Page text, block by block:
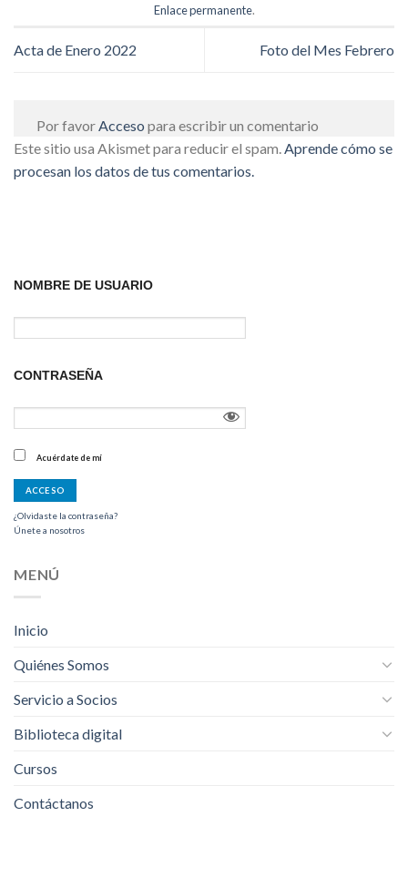
Enlace permanente.
Acta de Enero 2022 Foto del Mes Febrero
Por favor Acceso para escribir un comentario
Este sitio usa Akismet para reducir el spam. Aprende cómo se
procesan los datos de tus comentarios.
NOMBRE DE USUARIO
CONTRASEÑA
Acuérdate de mí
¿Olvidaste la contraseña?
Únete a nosotros
MENÚ
Inicio
Quiénes Somos
Servicio a Socios
Biblioteca digital
Cursos
Contáctanos